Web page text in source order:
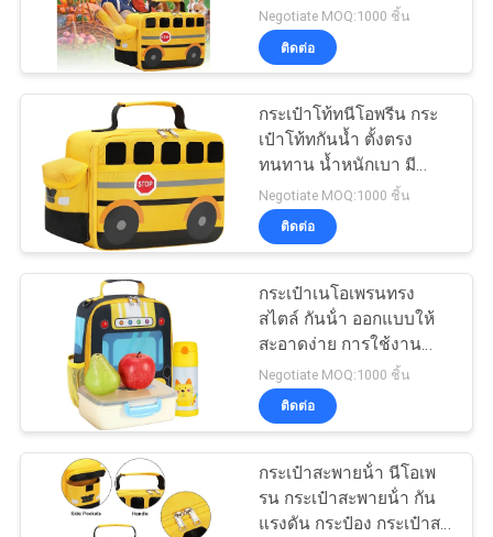
กระเป๋าซิปธนาคาร
134
ถุงล้างเครื่องสำอาง
23
เดินทางสํานักงาน การทํา
งาน การเดินทางและการ
เก็บของส่วนตัว
Negotiate MOQ:1000 ชิ้น
ติดต่อ
กระเป๋าโท้ทนีโอพรีน กระ
เป๋าโท้ทกันน้ำ ตั้งตรง
ทนทาน น้ำหนักเบา มี
สไตล์ โซลูชันการพกพา
สำหรับทุกวันและการเดิน
ทาง
Negotiate MOQ:1000 ชิ้น
ติดต่อ
กระเป๋าเนโอเพรนทรง
สไตล์ กันน้ํา ออกแบบให้
สะอาดง่าย การใช้งาน
สะดวกและทนทานนานใน
สภาพแวดล้อมที่หลาก
หลาย
Negotiate MOQ:1000 ชิ้น
ติดต่อ
กระเป๋าสะพายน้ํา นีโอเพ
รน กระเป๋าสะพายน้ํา กัน
แรงดัน กระป๋อง กระเป๋าสะ